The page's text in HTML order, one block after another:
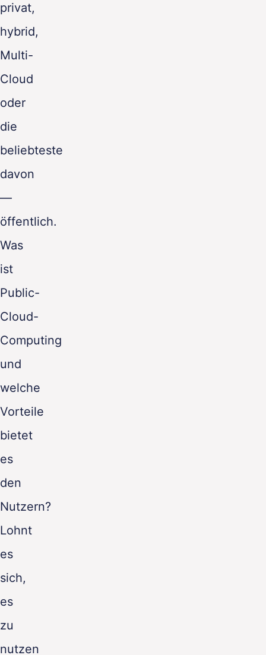
privat,
hybrid,
Multi-
Cloud
oder
die
beliebteste
davon
—
öffentlich.
Was
ist
Public-
Cloud-
Computing
und
welche
Vorteile
bietet
es
den
Nutzern?
Lohnt
es
sich,
es
zu
nutzen